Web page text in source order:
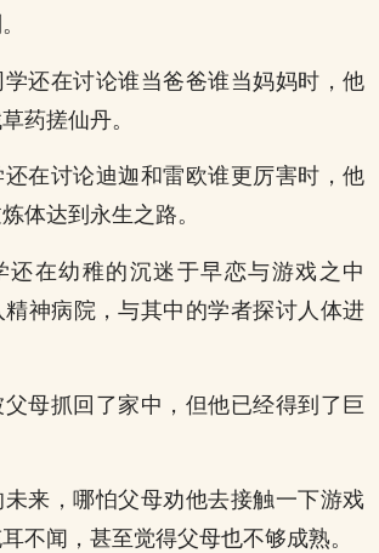
还在讨论谁当爸爸谁当妈妈时，他
药搓仙丹。
在讨论迪迦和雷欧谁更厉害时，他
体达到永生之路。
还在幼稚的沉迷于早恋与游戏之中
神病院，与其中的学者探讨人体进
父母抓回了家中，但他已经得到了巨
来，哪怕父母劝他去接触一下游戏
不闻，甚至觉得父母也不够成熟。